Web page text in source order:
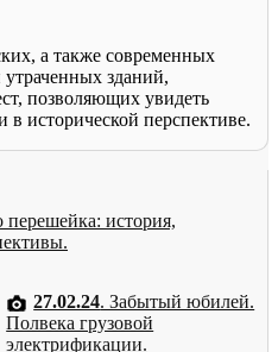
а также современных
зданий,
позволяющих увидеть
в исторической перспективе.
перешейка: история,
27.02.24. Забытый юбилей.
Полвека грузовой
электрификации.